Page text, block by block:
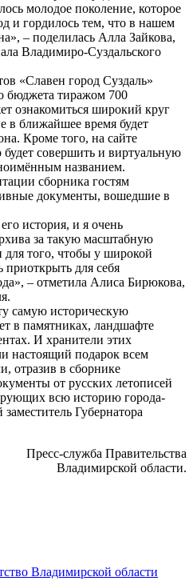
молодое поколение, которое
и гордилось тем, что в нашем
– поделилась Алла Зайкова,
Владимиро-Суздальского
«Славен город Суздаль»
бюджета тиражом 700
ознакомиться широкий круг
в ближайшее время будет
Кроме того, на сайте
совершить и виртуальную
названием.
сборника гостям
документы, вошедшие в
история, и я очень
за такую масштабную
для того, чтобы у широкой
приоткрыть для себя
– отметила Алиса Бирюкова,
самую историческую
в памятниках, ландшафте
И хранители этих
настоящий подарок всем
отразив в сборнике
от русских летописей
всю историю города-
Губернатора
Пресс-служба Правительства
Владимирской области.